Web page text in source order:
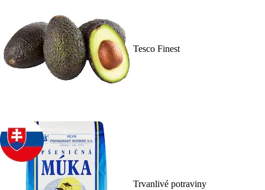
Tesco Finest
Trvanlivé potraviny